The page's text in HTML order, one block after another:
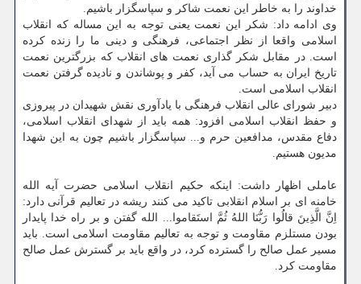
خداوند را به خاطر این نعمت شاكر و سپاسگزار باشیم.
وی ادامه داد: شكر این نعمت یعنی توجه به این مساله كه انقلاب
اسلامی واقعا از نظر اجتماعی، فرهنگی و دینی ما را زنده كرده
است. در مقابل شكر گذاری نعمت های انقلاب كه بزرگترین نعمت
تاریخ ایران به حساب می آید، كفر و پوشاندن و نادیده گرفتن نعمت
انقلاب اسلامی است.
دبیر شورای عالی انقلاب فرهنگی با یادآوری نقش شهیدان در پیروزی
و حفظ انقلاب اسلامی افزود: همه باید از شهدای انقلاب اسلامی،
دفاع مقدس، مدافعین حرم و... سپاسگزار باشیم چون به این شهدا
مدیون هستیم.
عاملی اظهار داشت: اینكه حكیم انقلاب اسلامی حضرت آیه الله
خامنه ای بر اسلام انقلابی تاكید می كنند ریشه در تعالیم قرآنی دارد:
اِنَّ الَّذِینَ قالُوا رَبُّنَا اللهُ ثُمَّ استَقاموا... الله گفتن و بر راه خدا پایدار
بودن مستلزم مقاومت و توجه به تعالیم مقاومت اسلامی است. باید
مسیر عمل صالح را گسترده كرد، در واقع باید بر گسترش عمل صالح
مقاومت كرد.